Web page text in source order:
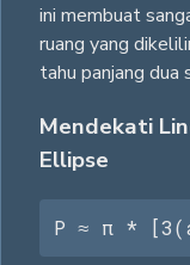
ini membuat
ruang yang
tahu panjang dua
Mendekati
Ellipse
P ≈ π *